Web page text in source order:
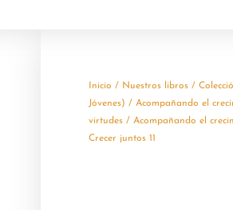
Inicio / Nuestros libros /
Jóvenes) / Acompañando el
virtudes / Acompañando el
Crecer juntos 11